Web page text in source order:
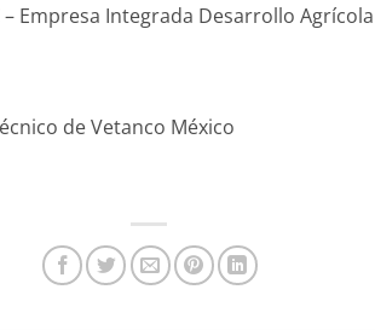
– Empresa Integrada Desarrollo
de Vetanco México